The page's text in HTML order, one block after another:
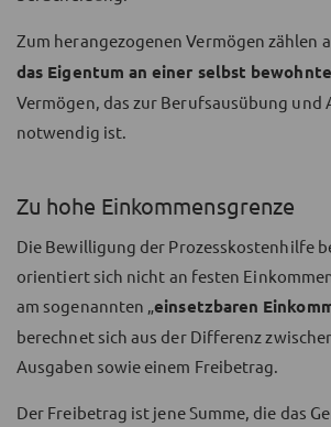
Zum herangezogenen Vermögen zählen
das Eigentum an einer selbst
Vermögen, das zur Berufsausübung und
notwendig ist.
Zu hohe Einkommensgrenze
Die Bewilligung der Prozesskostenhilfe
orientiert sich nicht an festen
am sogenannten „einsetzbaren
berechnet sich aus der Differenz
Ausgaben sowie einem Freibetrag.
Der Freibetrag ist jene Summe, die das